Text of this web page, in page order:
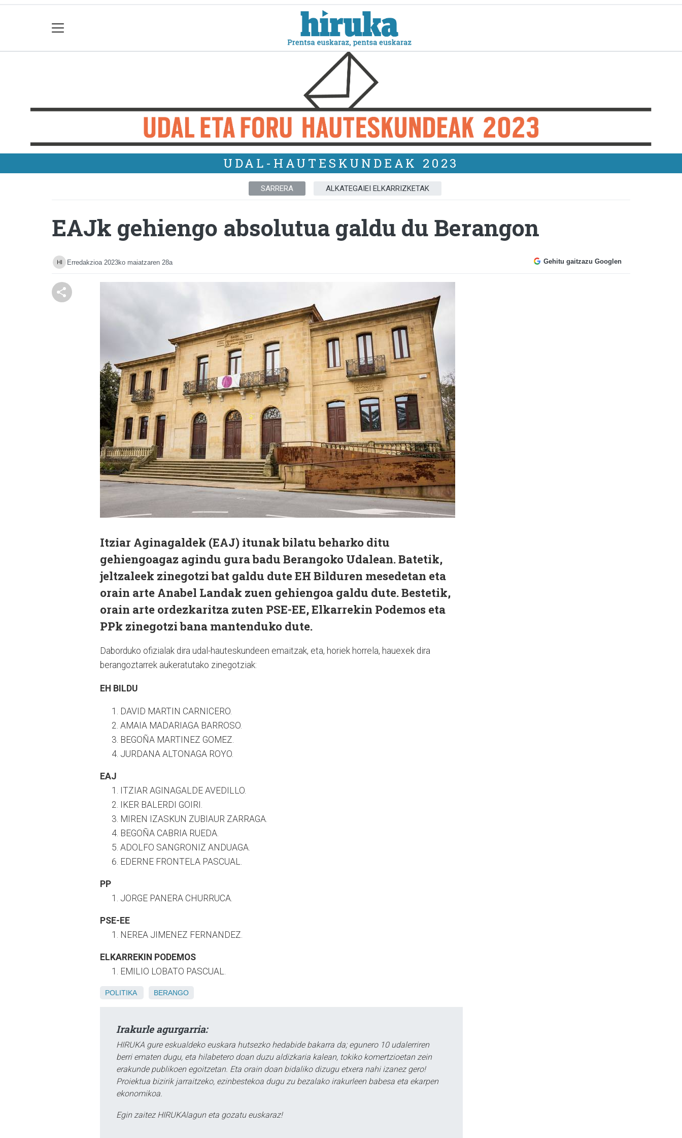
UDAL-HAUTESKUNDEAK 2023
SARRERA ALKATEGAIEI ELKARRIZKETAK
EAJk gehiengo absolutua galdu du Berangon
Erredakzioa 2023ko maiatzaren 28a Gehitu gaitzazu Googlen
Itziar Aginagaldek (EAJ) itunak bilatu beharko ditu
gehiengoagaz agindu gura badu Berangoko Udalean. Batetik,
jeltzaleek zinegotzi bat galdu dute EH Bilduren mesedetan eta
orain arte Anabel Landak zuen gehiengoa galdu dute. Bestetik,
orain arte ordezkaritza zuten PSE-EE, Elkarrekin Podemos eta
PPk zinegotzi bana mantenduko dute.
Daborduko ofizialak dira udal-hauteskundeen emaitzak, eta, horiek horrela, hauexek dira
berangoztarrek aukeratutako zinegotziak:
EH BILDU
DAVID MARTIN CARNICERO.
AMAIA MADARIAGA BARROSO.
BEGOÑA MARTINEZ GOMEZ.
JURDANA ALTONAGA ROYO.
EAJ
ITZIAR AGINAGALDE AVEDILLO.
IKER BALERDI GOIRI.
MIREN IZASKUN ZUBIAUR ZARRAGA.
BEGOÑA CABRIA RUEDA.
ADOLFO SANGRONIZ ANDUAGA.
EDERNE FRONTELA PASCUAL.
PP
JORGE PANERA CHURRUCA.
PSE-EE
NEREA JIMENEZ FERNANDEZ.
ELKARREKIN PODEMOS
EMILIO LOBATO PASCUAL.
POLITIKA BERANGO
Irakurle agurgarria:
HIRUKA gure eskualdeko euskara hutsezko hedabide bakarra da; egunero 10 udalerriren
berri ematen dugu, eta hilabetero doan duzu aldizkaria kalean, tokiko komertzioetan zein
erakunde publikoen egoitzetan. Eta orain doan bidaliko dizugu etxera nahi izanez gero!
Proiektua bizirik jarraitzeko, ezinbestekoa dugu zu bezalako irakurleen babesa eta ekarpen
ekonomikoa.
Egin zaitez HIRUKAlagun eta gozatu euskaraz!